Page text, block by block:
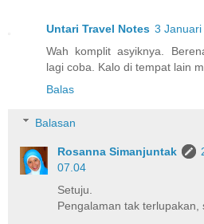
Untari Travel Notes 3
Wah komplit asyiknya.
lagi coba. Kalo di tempat lain
Balas
Balasan
Rosanna Simanjuntak
07.04
Setuju.
Pengalaman tak terlupakan,